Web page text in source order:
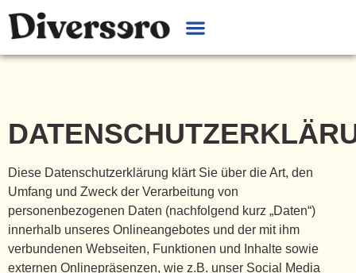
Diese Datenschutzerklärung klärt Sie über die Art, den
Umfang und Zweck der Verarbeitung von
personenbezogenen Daten (nachfolgend kurz „Daten“)
innerhalb unseres Onlineangebotes und der mit ihm
verbundenen Webseiten, Funktionen und Inhalte sowie
externen Onlinepräsenzen, wie z.B. unser Social Media